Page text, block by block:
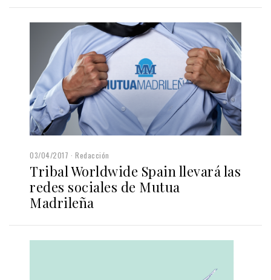
03/04/2017 Redacción
Tribal Worldwide Spain llevará las
redes sociales de Mutua
Madrileña